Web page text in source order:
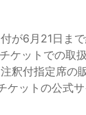
が6月21日ま
ケットでの取
釈付指定席の
ケットの公式